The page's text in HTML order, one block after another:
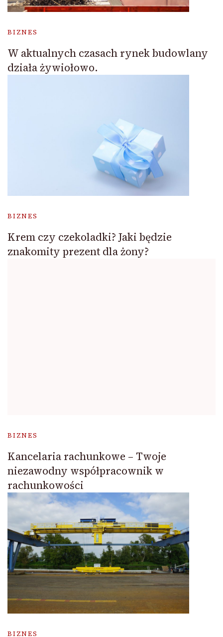
BIZNES
W aktualnych czasach rynek budowlany
działa żywiołowo.
BIZNES
Krem czy czekoladki? Jaki będzie
znakomity prezent dla żony?
BIZNES
Kancelaria rachunkowe – Twoje
niezawodny współpracownik w
rachunkowości
BIZNES